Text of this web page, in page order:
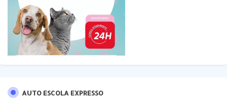
AUTO ESCOLA EXPRESSO